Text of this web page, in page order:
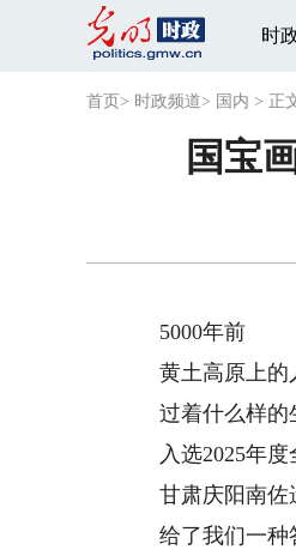
时
首页 > 时政频道> 国内 > 正
国宝
5000年前
黄土高原上的
过着什么样的
入选2025年度
甘肃庆阳南佐
给了我们一种